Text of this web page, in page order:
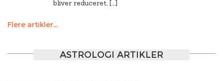
bliver reduceret, […]
Flere artikler...
ASTROLOGI ARTIKLER